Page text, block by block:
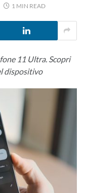
1 MIN READ
11 Ultra. Scopri
dispositivo